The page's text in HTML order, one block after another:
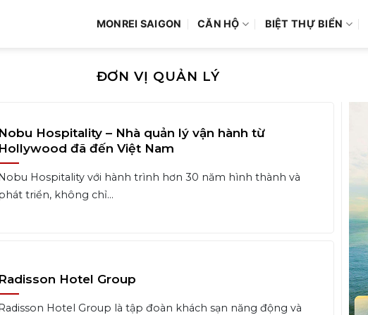
MONREI SAIGON CĂN HỘ BIỆT THỰ BIỂN
ĐƠN VỊ QUẢN LÝ
Nobu Hospitality – Nhà quản lý vận hành từ
Hollywood đã đến Việt Nam
Nobu Hospitality với hành trình hơn 30 năm hình thành và
triển, không chỉ...
Radisson Hotel Group
Radisson Hotel Group là tập đoàn khách sạn năng động và